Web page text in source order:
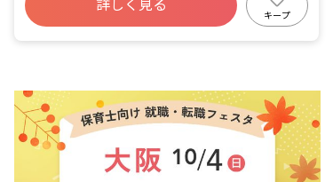
詳しく見る
キープ